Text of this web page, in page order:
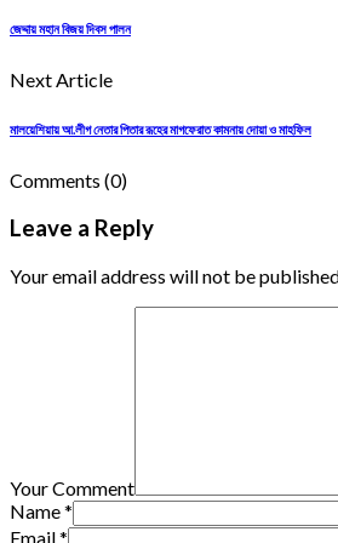
জেদ্দায় মহান বিজয় দিবস পালন
Next Article
মালয়েশিয়ায় আ.লীগ নেতার পিতার রূহের মাগফেরাত কামনায় দোয়া ও মাহফিল
Comments (0)
Leave a Reply
Your email address will not be
Your Comment
Name*
Email*